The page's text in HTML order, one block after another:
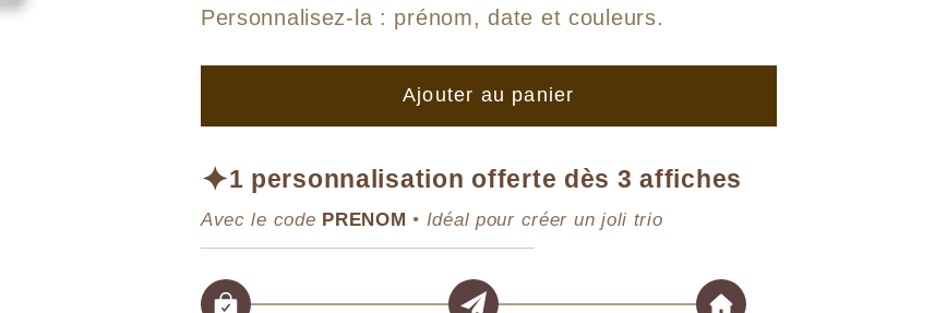
de
Trio
Luge
Forêt
de
Trio
Luge
Forêt
Personnalisez-la : prénom, date et couleurs.
Ajouter au panier
✦1 personnalisation offerte dès 3 affiches
Avec le code PRENOM • Idéal pour créer un joli trio